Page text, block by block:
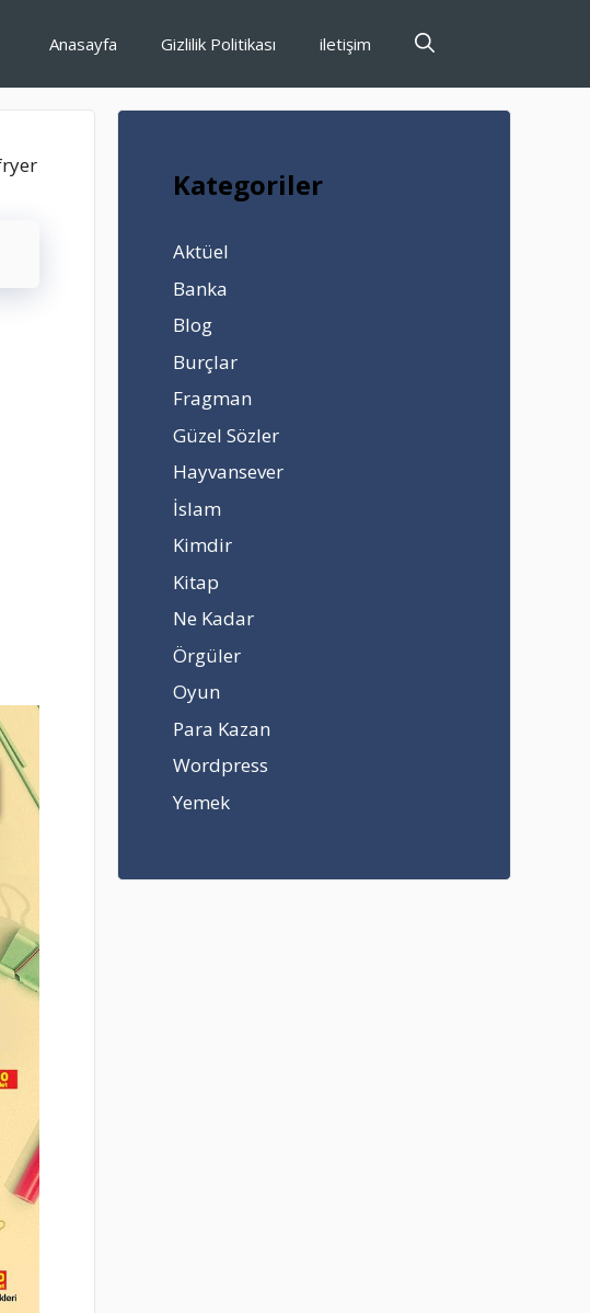
Anasayfa Gizlilik Politikası iletişim
Kategoriler
Aktüel
Banka
Blog
Burçlar
Fragman
Güzel Sözler
Hayvansever
İslam
Kimdir
Kitap
Ne Kadar
Örgüler
Oyun
Para Kazan
Wordpress
Yemek